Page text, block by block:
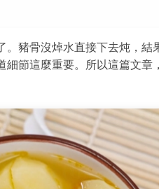
豬骨沒焯水直接下去炖，結
節這麼重要。所以這篇文章